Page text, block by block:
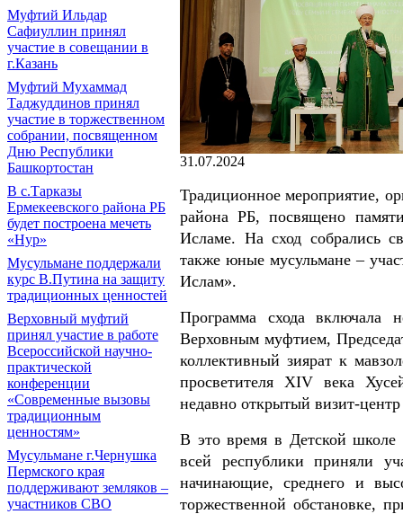
Муфтий Ильдар
Сафиуллин принял
участие в совещании в
г.Казань
Муфтий Мухаммад
Таджуддинов принял
участие в торжественном
собрании, посвященном
Дню Республики
Башкортостан
В с.Тарказы
Ермекеевского района РБ
будет построена мечеть
«Нур»
Мусульмане поддержали
курс В.Путина на защиту
традиционных ценностей
Верховный муфтий
принял участие в работе
Всероссийской научно-
практической
конференции
«Современные вызовы
традиционным
ценностям»
Мусульмане г.Чернушка
Пермского края
поддерживают земляков –
участников СВО
31.07.2024
Традиционное мероприятие,
района РБ, посвящено
Исламе. На сход собрались
также юные мусульмане –
Ислам».
Программа схода включала
Верховным муфтием,
коллективный зиярат к
просветителя XIV века
недавно открытый визит-
В это время в Детской школе
всей республики приняли
начинающие, среднего и
торжественной обстановке,